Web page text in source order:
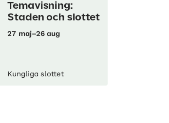
Temavisning:
Staden och slottet
27 maj–26 aug
Kungliga slottet